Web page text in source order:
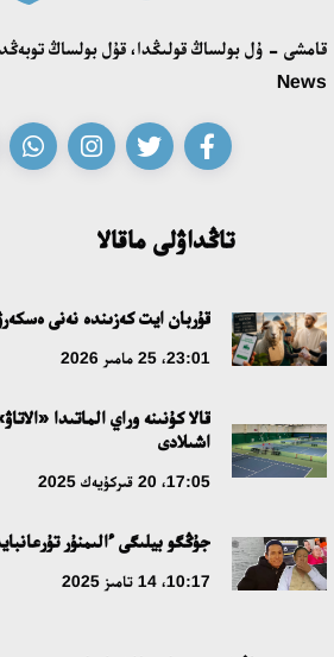
قازاق تىلىندەگى «قۇت» كونسەپتىسىنىڭ
ابايدىڭ ادام تاربيەسى تۋرالى
مە؟
18:16، 20 شىلدە 2026
ۇلتتىق ءارحيۆتىڭ
دامۋ باعىتى
مەملەكەت باسشىسى كوبەيتۇز كولىنىڭ جاي-
News
تاڭداۋلى ماقالا
قۇربان ايت كەزىندە نەنى
23:01، 25 مامىر 2026
قالا كۇنىنە وراي الماتىدا
اشىلادى
17:05، 20 قىركۇيەك 2025
جۇڭگو بيلىگى ءالىمنۇر
10:17، 14 تامىز 2025